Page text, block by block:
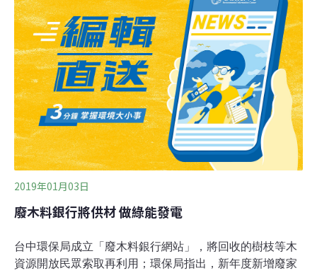
天焚燒，通報1999市民專線，問題卻遲遲未獲解決，高雄
市環保局表示，連日來多次派員稽查，已無悶燒狀況，但
因已有明顯粒狀污染物，依空污法開出四張罰單，最高可
罰500萬元。 這家位在岡山的木材工廠，主要從事廢建
材、木材回收，製成生質燃料，一再自燃悶燒，業者承諾
三個月內，加速去化，只出不進，環保局也將持續監控。
2019年01月03日
廢木料銀行將供材 做綠能發電
台中環保局成立「廢木料銀行網站」，將回收的樹枝等木
資源開放民眾索取再利用；環保局指出，新年度新增廢家